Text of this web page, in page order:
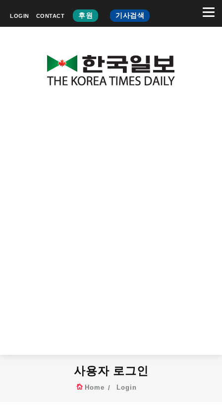
LOGIN CONTACT 후원 기사검색
사용자 로그인
Home Login